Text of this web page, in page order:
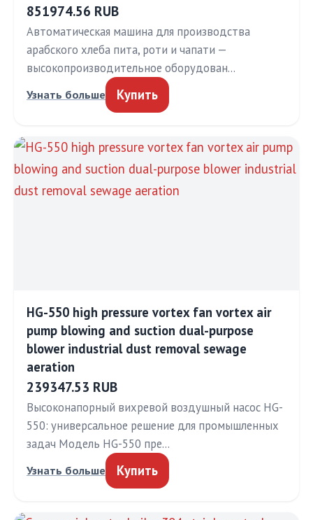
851974.56 RUB
Автоматическая машина для производства
арабского хлеба пита, роти и чапати —
высокопроизводительное оборудован…
Узнать больше Купить
HG-550 high pressure vortex fan vortex air
pump blowing and suction dual-purpose
blower industrial dust removal sewage
aeration
239347.53 RUB
Высоконапорный вихревой воздушный насос HG-
550: универсальное решение для промышленных
задач Модель HG-550 пре…
Узнать больше Купить